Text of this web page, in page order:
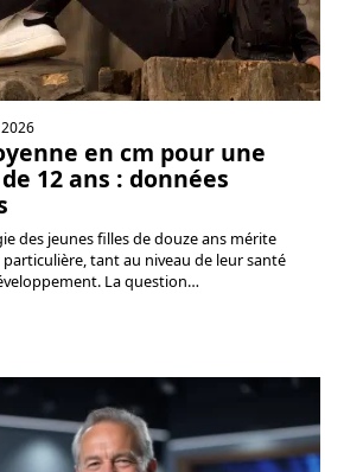
en cm pour une
12 ans : données
des jeunes filles de douze ans mérite
tant au niveau de leur santé
La question…